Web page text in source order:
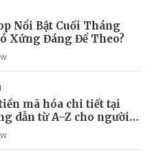
Nổi Bật Cuối Tháng
Xứng Đáng Để Theo?
mã hóa chi tiết tại
dẫn từ A–Z cho người